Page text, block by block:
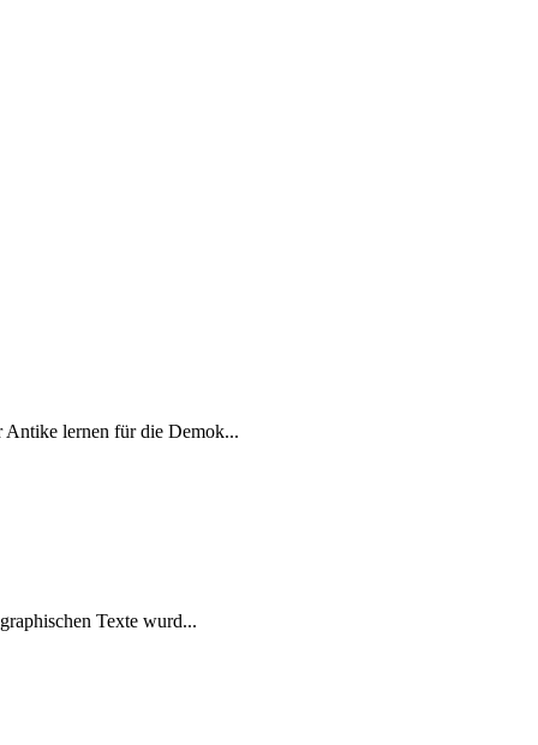
Antike lernen für die Demok...
Texte wurd...